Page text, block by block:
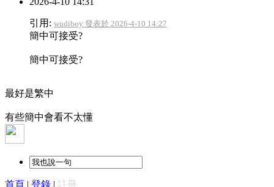
引用: wudiboy 發表於 2026-4-10 14:27
簡中可接受?
簡中可接受?
最好是繁中
有些簡中會看不太懂
首頁 | 登錄 | 註冊